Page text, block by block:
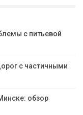
с питьевой
с частичными
обзор